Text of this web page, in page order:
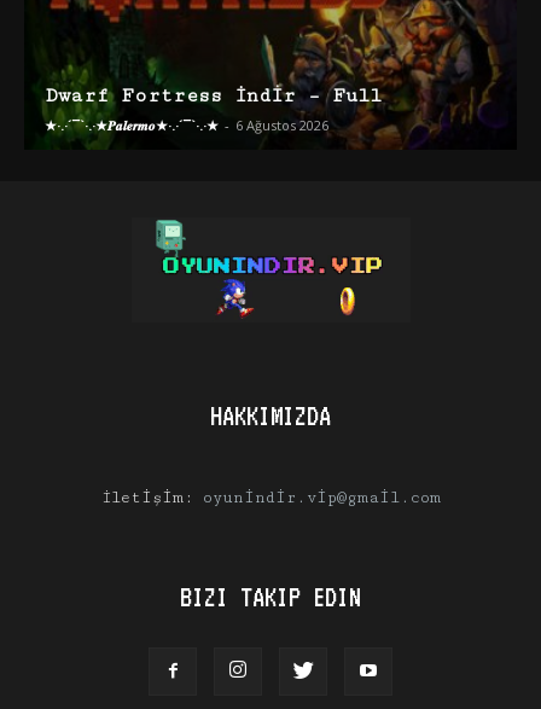
Dwarf Fortress İndir – Full
★·.·´¯`·.·★𝑷𝒂𝒍𝒆𝒓𝒎𝒐★·.·´¯`·.·★ - 6 Ağustos 2026
HAKKIMIZDA
İletişim: oyunindir.vip@gmail.com
BIZI TAKIP EDIN